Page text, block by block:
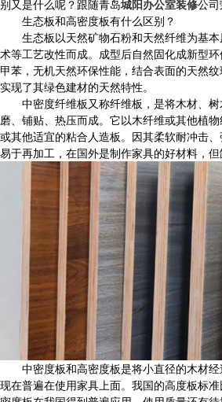
别又是什么呢？跟随青岛城阳办公室装修公司
生态板和高密度板有什么区别？
生态板以天然矿物石粉和天然纤维为基本
术等工艺改性而成。成型后自然固化成新型
甲苯，无机天然环保性能，结合表面的天然
实现了其绿色建材的天然特性。
中密度纤维板又称纤维板，是将木材、树
磨、铺贴、热压而成。它以木纤维或其他植
或其他适宜的粘合人造板。因其柔软耐冲击、
易于再加工，在国外是制作家具的好材料，但
中密度板和高密度板是将小直径的木材经
现在普遍在使用家具上面。我国的高度板标